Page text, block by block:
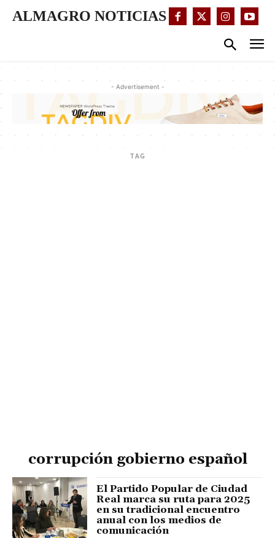
ALMAGRO NOTICIAS
- Advertisement -
TAG
corrupción gobierno español
El Partido Popular de Ciudad
Real marca su ruta para 2025
en su tradicional encuentro
anual con los medios de
comunicación